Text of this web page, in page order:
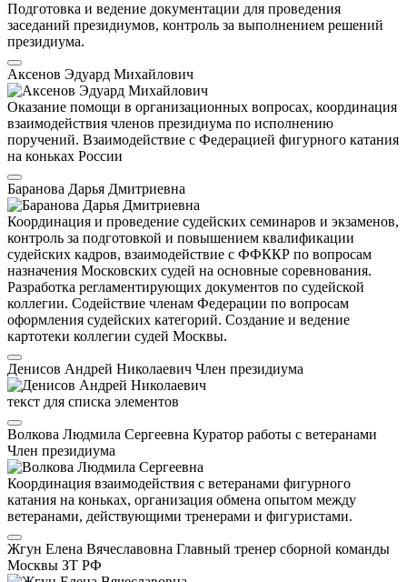
Подготовка и ведение документации для проведения
заседаний президиумов, контроль за выполнением решений
президиума.
Аксенов Эдуард Михайлович
Оказание помощи в организационных вопросах, координация
взаимодействия членов президиума по исполнению
поручений. Взаимодействие с Федерацией фигурного катания
на коньках России
Баранова Дарья Дмитриевна
Координация и проведение судейских семинаров и экзаменов,
контроль за подготовкой и повышением квалификации
судейских кадров, взаимодействие с ФФККР по вопросам
назначения Московских судей на основные соревнования.
Разработка регламентирующих документов по судейской
коллегии. Содействие членам Федерации по вопросам
оформления судейских категорий. Создание и ведение
картотеки коллегии судей Москвы.
Денисов Андрей Николаевич Член президиума
текст для списка элементов
Волкова Людмила Сергеевна Куратор работы с ветеранами
Член президиума
Координация взаимодействия с ветеранами фигурного
катания на коньках, организация обмена опытом между
ветеранами, действующими тренерами и фигуристами.
Жгун Елена Вячеславовна Главный тренер сборной команды
Москвы ЗТ РФ